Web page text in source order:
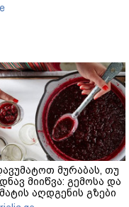
მურაბას, თუ
მიიწვა: გემოსა და
აღდგენის გზები